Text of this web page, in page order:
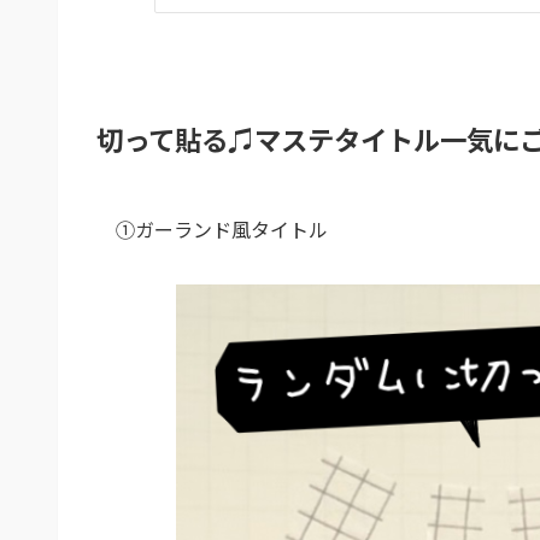
切って貼る♫マステタイトル一気に
①ガーランド風タイトル